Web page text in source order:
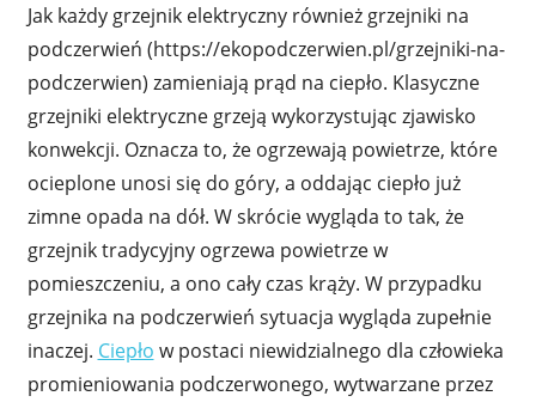
Jak każdy grzejnik elektryczny również grzejniki na
podczerwień (https://ekopodczerwien.pl/grzejniki-na-
podczerwien) zamieniają prąd na ciepło. Klasyczne
grzejniki elektryczne grzeją wykorzystując zjawisko
konwekcji. Oznacza to, że ogrzewają powietrze, które
ocieplone unosi się do góry, a oddając ciepło już
zimne opada na dół. W skrócie wygląda to tak, że
grzejnik tradycyjny ogrzewa powietrze w
pomieszczeniu, a ono cały czas krąży. W przypadku
grzejnika na podczerwień sytuacja wygląda zupełnie
inaczej. Ciepło w postaci niewidzialnego dla człowieka
promieniowania podczerwonego, wytwarzane przez